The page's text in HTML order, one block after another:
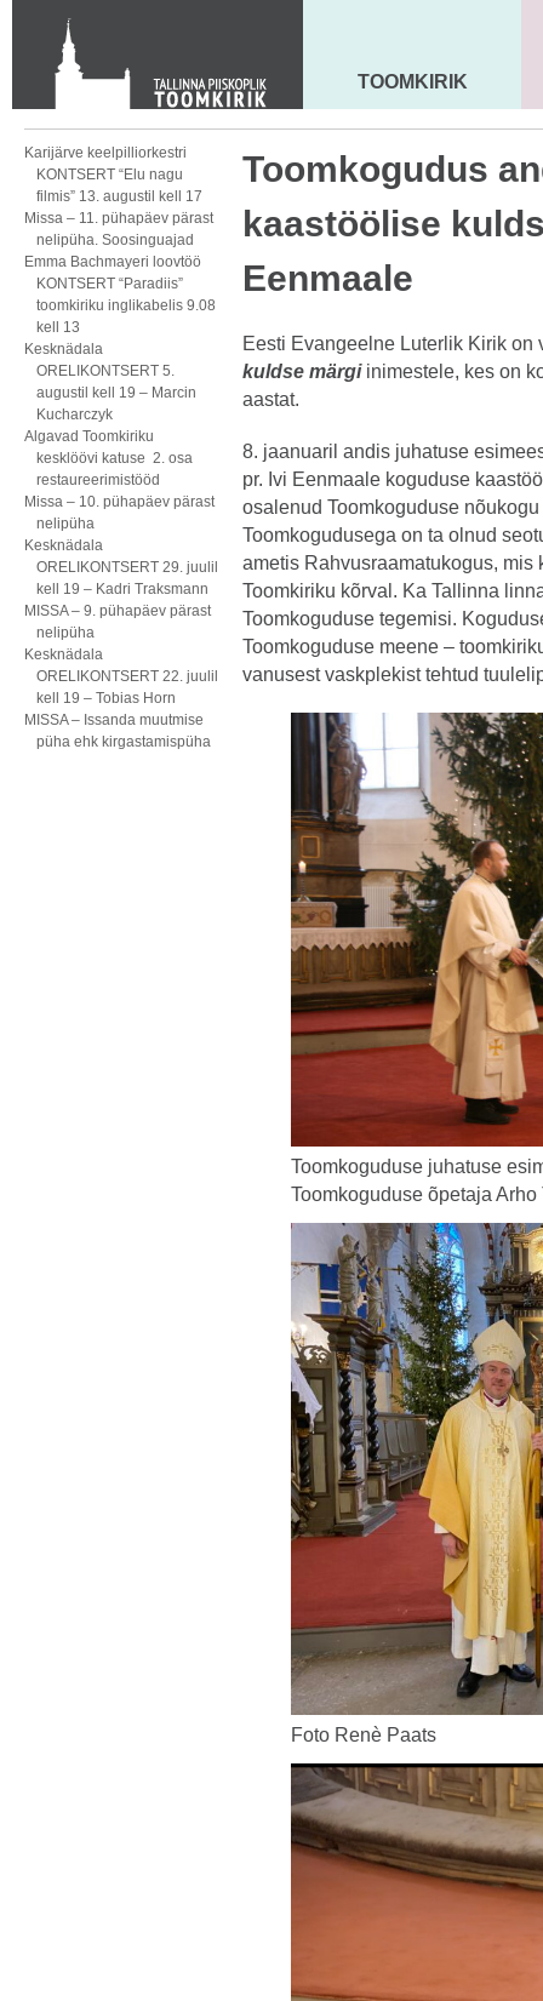
KONTAKT
Toom-Kooli 6, 10130 TALLINN
tallinna.toom@eelk.ee
MAARJA KIRIK
TOOMKIRIK
Karijärve keelpilliorkestri
KONTSERT “Elu nagu
filmis” 13. augustil kell 17
Missa – 11. pühapäev pärast
nelipüha. Soosinguajad
Emma Bachmayeri loovtöö
KONTSERT “Paradiis”
toomkiriku inglikabelis 9.08
kell 13
Kesknädala
ORELIKONTSERT 5.
augustil kell 19 – Marcin
Kucharczyk
Algavad Toomkiriku
kesklöövi katuse 2. osa
restaureerimistööd
Missa – 10. pühapäev pärast
nelipüha
Kesknädala
ORELIKONTSERT 29. juulil
kell 19 – Kadri Traksmann
MISSA – 9. pühapäev pärast
nelipüha
Kesknädala
ORELIKONTSERT 22. juulil
kell 19 – Tobias Horn
MISSA – Issanda muutmise
püha ehk kirgastamispüha
Toomkogudus
kaastöölise
Eenmaale
Eesti Evangeelne Luterlik Kirik
kuldse märgiinimestele, kes on
aastat.
8. jaanuaril andis juhatuse
pr. Ivi Eenmaale koguduse
osalenud Toomkoguduse
Toomkogudusega on ta olnud
ametis Rahvusraamatukogus,
Toomkiriku kõrval. Ka Tallinna
Toomkoguduse tegemisi.
Toomkoguduse meene –
vanusest vaskplekist tehtud
Toomkoguduse juhatuse
Toomkoguduse õpetaja
Foto Renè Paats